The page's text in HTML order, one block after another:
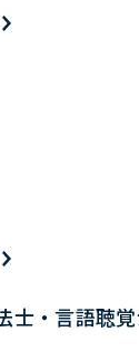
士・言語聴